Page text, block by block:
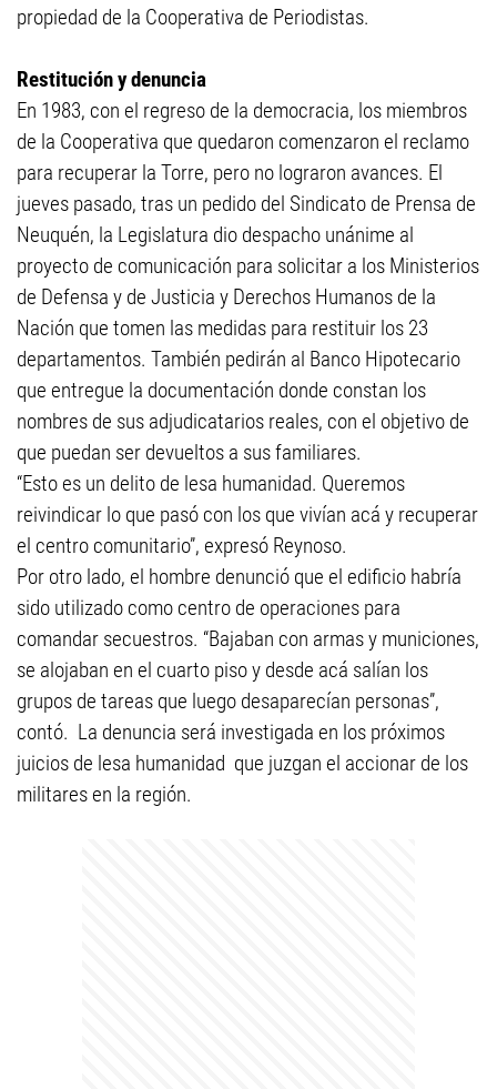
propiedad de la Cooperativa de Periodistas.
Restitución y denuncia
En 1983, con el regreso de la democracia, los miembros
de la Cooperativa que quedaron comenzaron el reclamo
para recuperar la Torre, pero no lograron avances. El
jueves pasado, tras un pedido del Sindicato de Prensa de
Neuquén, la Legislatura dio despacho unánime al
proyecto de comunicación para solicitar a los Ministerios
de Defensa y de Justicia y Derechos Humanos de la
Nación que tomen las medidas para restituir los 23
departamentos. También pedirán al Banco Hipotecario
que entregue la documentación donde constan los
nombres de sus adjudicatarios reales, con el objetivo de
que puedan ser devueltos a sus familiares.
“Esto es un delito de lesa humanidad. Queremos
reivindicar lo que pasó con los que vivían acá y recuperar
el centro comunitario”, expresó Reynoso.
Por otro lado, el hombre denunció que el edificio habría
sido utilizado como centro de operaciones para
comandar secuestros. “Bajaban con armas y municiones,
se alojaban en el cuarto piso y desde acá salían los
grupos de tareas que luego desaparecían personas”,
contó. La denuncia será investigada en los próximos
juicios de lesa humanidad que juzgan el accionar de los
militares en la región.